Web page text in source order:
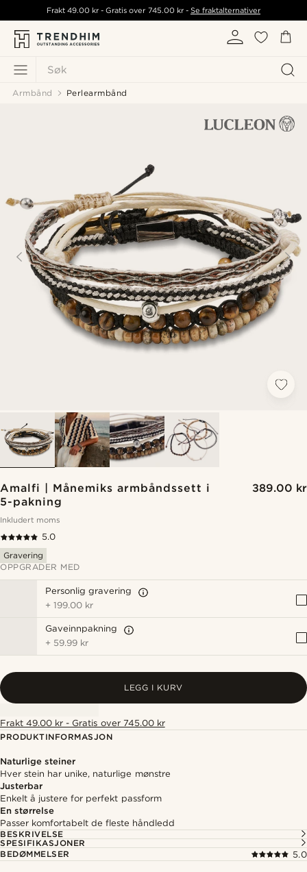
Søk
Frakt49.00 kr - Gratis over 745.00 kr- Se fraktalternativer
Armbånd Perlearmbånd
Amalfi | Månemiks armbåndssett i
5-pakning
389.00 kr
Inkludert moms
5.0
Gravering
OPPGRADER MED
Personlig gravering
+199.00 kr
Gaveinnpakning
+ 59.99 kr
LEGG I KURV
Frakt 49.00 kr - Gratis over 745.00 kr
PRODUKTINFORMASJON
Naturlige steiner
Hver stein har unike, naturlige mønstre
Justerbar
Enkelt å justere for perfekt passform
En størrelse
Passer komfortabelt de fleste håndledd
BESKRIVELSE
SPESIFIKASJONER
BEDØMMELSER
5.0